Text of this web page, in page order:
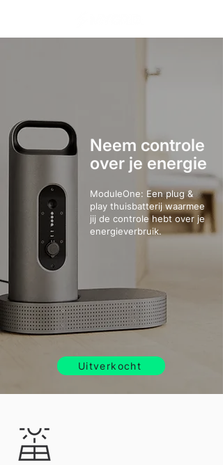
Neem controle
over je energie
ModuleOne: Een plug &
play thuisbatterij waarmee
jij de controle hebt over je
energieverbruik.
Uitverkocht